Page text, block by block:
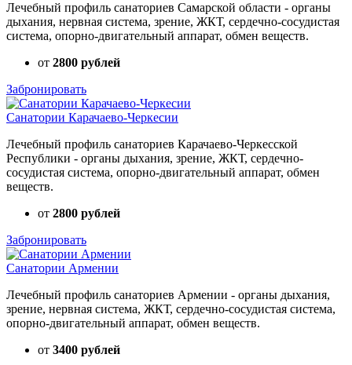
Лечебный профиль санаториев Самарской области - органы
дыхания, нервная система, зрение, ЖКТ, сердечно-сосудистая
система, опорно-двигательный аппарат, обмен веществ.
от 2800 рублей
Забронировать
Санатории Карачаево-Черкесии
Лечебный профиль санаториев Карачаево-Черкесской
Республики - органы дыхания, зрение, ЖКТ, сердечно-
сосудистая система, опорно-двигательный аппарат, обмен
веществ.
от 2800 рублей
Забронировать
Санатории Армении
Лечебный профиль санаториев Армении - органы дыхания,
зрение, нервная система, ЖКТ, сердечно-сосудистая система,
опорно-двигательный аппарат, обмен веществ.
от 3400 рублей